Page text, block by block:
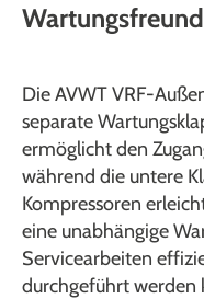
Die AVWT VRF-
separate
ermöglicht den
während die untere
Kompressoren
eine unabhängige
Servicearbeiten
durchgeführt werden